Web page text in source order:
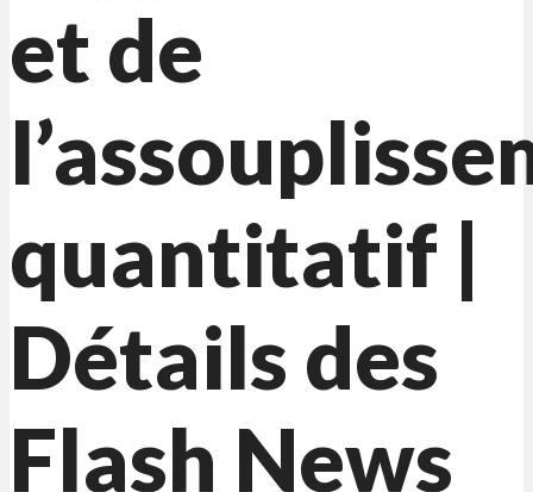
et de
quantitatif |
Détails des
Flash News